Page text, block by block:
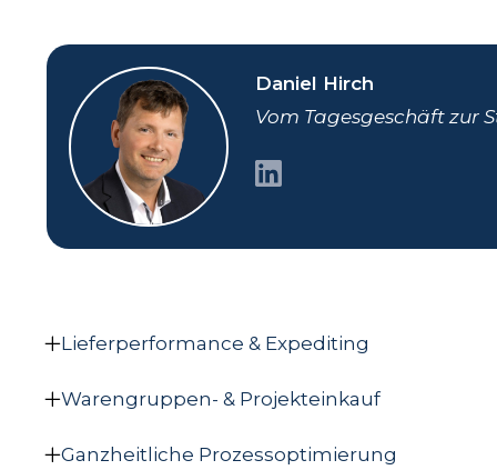
Daniel Hirch
Vom Tagesgeschäft zur
Lieferperformance & Expediting
Optimierung von Materialbeschaffung und
bis zur Lösung konkreter Engpässe. Durch
Warengruppen- & Projekteinkauf
Übernahme von Verantwortung für Projekte
Ganzheitliche Prozessoptimierung